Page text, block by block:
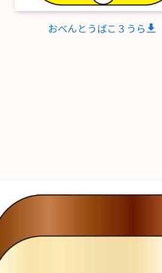
おべんとうばこ３うら